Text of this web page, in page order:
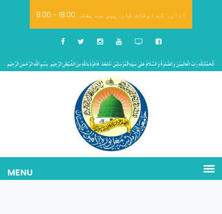
8.00 - 18.00 ادارہ کے اوقات کار: پیر سے ہفتہ